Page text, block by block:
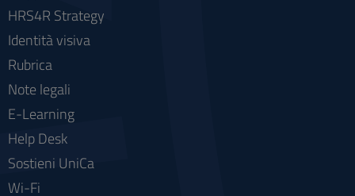
HRS4R Strategy
Identità visiva
Rubrica
Note legali
E-Learning
Help Desk
Sostieni UniCa
Wi-Fi